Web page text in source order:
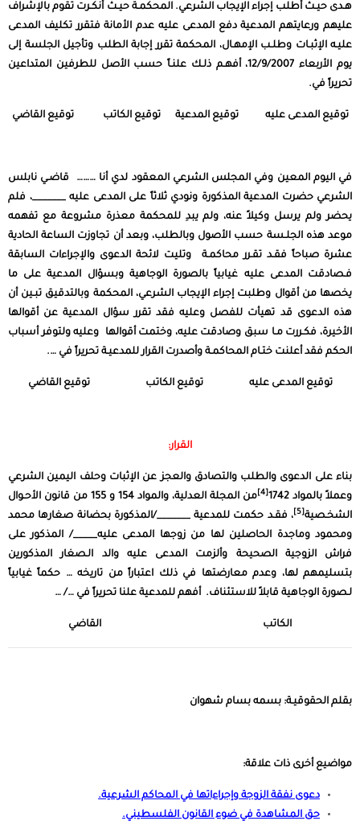
هـدى حيـث أطلب إجراء الإيجاب الشرعي. المحكمـة حيـث أنكـرت تقوم بالإشراف
عليهم ورعايتهم المدعية دفع المدعى عليه عدم الأمانة فتقرر تكليف المدعى
عليـه الإثبـات وطلـب الإمهـال، المحكمة تقرر إجابة الطلب وتأجيل الجلسة إلى
يوم الأربعاء 12/9/2007، أفهـم ذلـك علنـاً حسب الأصل للطرفين المتداعين
تحريراً في.
توقيع المدعى عليه توقيع المدعية توقيع الكاتب توقيع القاضي
في اليوم المعين وفي المجلس الشرعي المعقود لدي أنا ……… قاضـي نابلس
الشرعي حضرت المدعية المذكورة ونودي ثلاثاً على المدعى عليه _______، فلم
يحضر ولم يرسل وكيلاً عنه، ولم يبدِ للمحكمة معذرة مشروعة مع تفهمه
موعد هذه الجلـسة حسب الأصول وبالطلب، وبعد أن تجاوزت الساعة الحادية
عشرة صباحاً فقـد تقـرر محاكمـة وتليت لائحة الدعوى والإجراءات السابقة
فـصادقت المدعى عليه غيابياً بالصورة الوجاهية وبسؤال المدعية على ما
يخصها من أقوال وطلبت إجراء الإيجاب الشرعي، المحكمة وبالتدقيق تبـين أن
هذه الدعوى قد تهيأت للفصل وعليه فقد تقرر سؤال المدعية عن أقوالها
الأخيرة، فكـررت مـا سبق وصادقت عليه، وختمت أقوالها وعليه ولتوفر أسباب
الحكم فقد أعلنت ختـام المحاكمـة وأصدرت القرار للمدعيـة تحريراً في ….
توقيع المدعى عليه توقيع الكاتب توقيع القاضي
القرار:
بناء على الدعوى والطلب والتصادق والعجز عن الإثبات وحلف اليمين الشرعي
وعملاً بالمواد 1742
[4]
من المجلة العدلية، والمواد 154 و 155 من قانون الأحـوال
الشخـصية[5]
، فقـد حكمت للمدعية _______/المذكورة بحضانة صغارها محمد
ومحمود وماجدة الحاصلين لها من زوجها المدعى عليه_____/ المذكور على
فراش الزوجية الصحيحة وألزمت المدعى عليه والد الـصغار المذكورين
بتسليمهم لها، وعدم معارضتها في ذلك اعتباراً من تاريخه … حكماً غيابياً
لـصورة الوجاهية قابلاً للاستئناف. أفهم للمدعية علنا تحريراً في …/ …
الكاتب القاضي
بقلم الحقوقيـة: بسمه بسام شهوان
مواضيع أخرى ذات علاقة:
دعوى نفقة الزوجة وإجراءاتها في المحاكم الشرعية.
حق المشاهدة في ضوء القانون الفلسطيني.